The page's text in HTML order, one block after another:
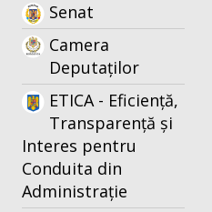
Senat
Camera
Deputaților
ETICA - Eficiență,
Transparență și
Interes pentru
Conduita din
Administrație